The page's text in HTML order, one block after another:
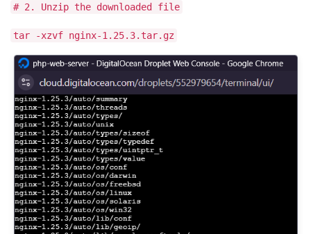
# 2. Unzip the downloaded file
tar -xzvf nginx-1.25.3.tar.gz